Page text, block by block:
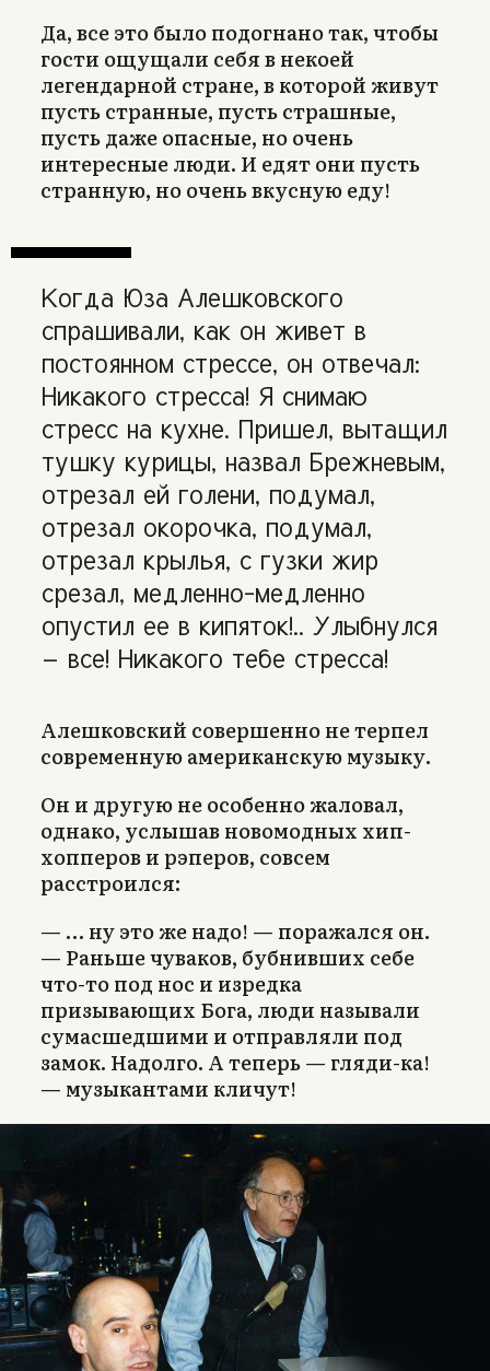
Да, все это было подогнано так, чтобы
гости ощущали себя в некоей
легендарной стране, в которой живут
пусть странные, пусть страшные,
пусть даже опасные, но очень
интересные люди. И едят они пусть
странную, но очень вкусную еду!
Когда Юза Алешковского
спрашивали, как он живет в
постоянном стрессе, он отвечал:
Никакого стресса! Я снимаю
стресс на кухне. Пришел, вытащил
тушку курицы, назвал Брежневым,
отрезал ей голени, подумал,
отрезал окорочка, подумал,
отрезал крылья, с гузки жир
срезал, медленно-медленно
опустил ее в кипяток!.. Улыбнулся
— все! Никакого тебе стресса!
Алешковский совершенно не терпел
современную американскую музыку.
Он и другую не особенно жаловал,
однако, услышав новомодных хип-
хопперов и рэперов, совсем
расстроился:
— … ну это же надо! — поражался он.
— Раньше чуваков, бубнивших себе
что-то под нос и изредка
призывающих Бога, люди называли
сумасшедшими и отправляли под
замок. Надолго. А теперь — гляди-ка!
— музыкантами кличут!